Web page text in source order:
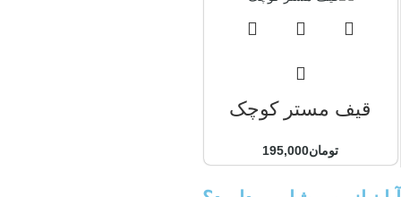
قیف مستر کوچک
تومان195,000